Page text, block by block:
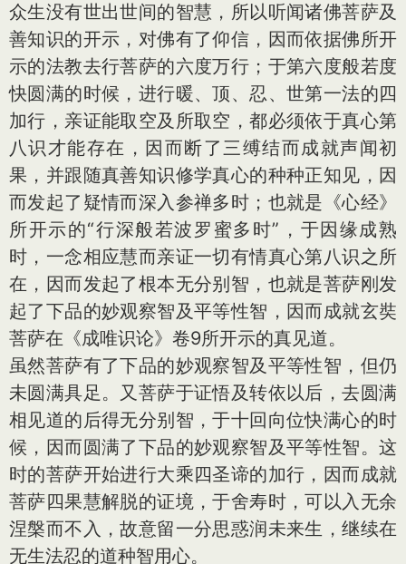
众生没有世出世间的智慧，所以听闻诸佛菩萨及
善知识的开示，对佛有了仰信，因而依据佛所开
示的法教去行菩萨的六度万行；于第六度般若度
快圆满的时候，进行暖、顶、忍、世第一法的四
加行，亲证能取空及所取空，都必须依于真心第
八识才能存在，因而断了三缚结而成就声闻初
果，并跟随真善知识修学真心的种种正知见，因
而发起了疑情而深入参禅多时；也就是《心经》
所开示的“行深般若波罗蜜多时”，于因缘成熟
时，一念相应慧而亲证一切有情真心第八识之所
在，因而发起了根本无分别智，也就是菩萨刚发
起了下品的妙观察智及平等性智，因而成就玄奘
菩萨在《成唯识论》卷9所开示的真见道。
虽然菩萨有了下品的妙观察智及平等性智，但仍
未圆满具足。又菩萨于证悟及转依以后，去圆满
相见道的后得无分别智，于十回向位快满心的时
候，因而圆满了下品的妙观察智及平等性智。这
时的菩萨开始进行大乘四圣谛的加行，因而成就
菩萨四果慧解脱的证境，于舍寿时，可以入无余
涅槃而不入，故意留一分思惑润未来生，继续在
无生法忍的道种智用心。